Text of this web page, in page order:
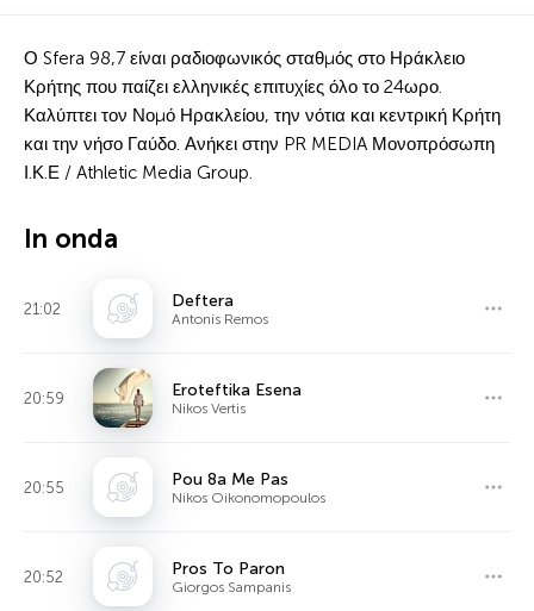
Ο Sfera 98,7 είναι ραδιοφωνικός σταθμός στο Ηράκλειο
Κρήτης που παίζει ελληνικές επιτυχίες όλο το 24ωρο.
Καλύπτει τον Νομό Ηρακλείου, την νότια και κεντρική Κρήτη
και την νήσο Γαύδο. Ανήκει στην PR MEDIA Μονοπρόσωπη
Ι.Κ.Ε / Athletic Media Group.
In onda
21:02 Deftera
Antonis Remos
20:59 Eroteftika Esena
Nikos Vertis
20:55 Pou 8a Me Pas
Nikos Oikonomopoulos
20:52 Pros To Paron
Giorgos Sampanis